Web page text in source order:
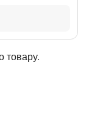
товару.